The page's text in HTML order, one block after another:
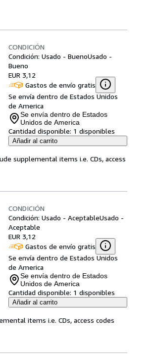
CONDICIÓN
Condición: Usado - BuenoUsado -
Bueno
EUR 3,12
Gastos de envío gratis
Se envía dentro de Estados Unidos
de America
Se envía dentro de Estados
Unidos de America
Cantidad disponible: 1 disponibles
Añadir al carrito
supplemental items i.e. CDs, access
CONDICIÓN
Condición: Usado - AceptableUsado -
Aceptable
EUR 3,12
Gastos de envío gratis
Se envía dentro de Estados Unidos
de America
Se envía dentro de Estados
Unidos de America
Cantidad disponible: 1 disponibles
Añadir al carrito
items i.e. CDs, access codes